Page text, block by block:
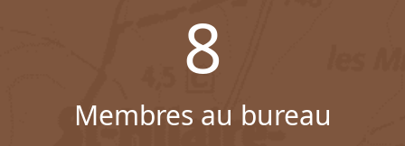
8
Membres au bureau